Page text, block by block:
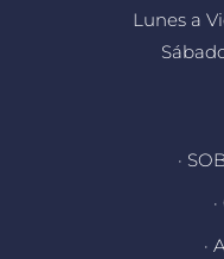
Lunes a
·
·